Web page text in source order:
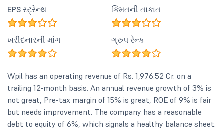
EPS સ્ટ્રેન્થ કિંમતની તાકાત
ખરીદનારની માંગ ગ્રુપ રેન્ક
Wpil has an operating revenue of Rs. 1,976.52 Cr. on a
trailing 12-month basis. An annual revenue growth of 3% is
not great, Pre-tax margin of 15% is great, ROE of 9% is fair
but needs improvement. The company has a reasonable
debt to equity of 6%, which signals a healthy balance sheet.